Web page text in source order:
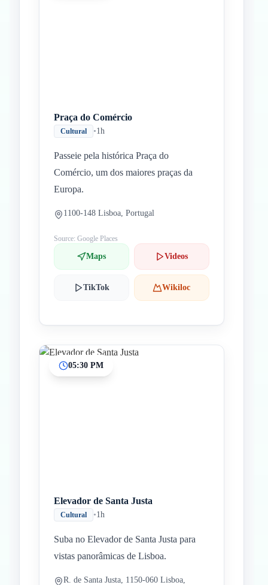
Praça do Comércio
Cultural •1h
Passeie pela histórica Praça do
Comércio, um dos maiores praças da
Europa.
1100-148 Lisboa, Portugal
Source: Google Places
Maps Videos
TikTok Wikiloc
05:30 PM
Elevador de Santa Justa
Cultural •1h
Suba no Elevador de Santa Justa para
vistas panorâmicas de Lisboa.
R. de Santa Justa, 1150-060 Lisboa,